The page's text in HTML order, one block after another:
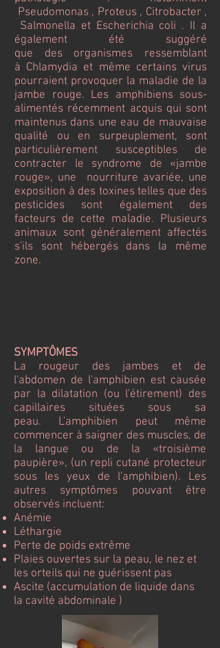
Pseudomonas , Proteus , Citrobacter ,
Salmonella et Escherichia coli . Il a
également été suggéré
que des organismes ressemblant
à Chlamydia et même certains virus
pourraient provoquer la maladie de la
jambe rouge. Les amphibiens sous-
alimentés récemment acquis qui sont
maintenus dans une eau de mauvaise
qualité ou en surpeuplement, sont
particulièrement susceptibles de
contracter le syndrome de «jambe
rouge», une nourriture avariée, une
exposition à des toxines telles que des
pesticides sont également des
facteurs de cette maladie. Plusieurs
animaux sont généralement affectés
s'ils sont hébergés dans la même
zone.
SYMPTÔMES
La rougeur des jambes et de
l'abdomen de l'amphibien est causée
par la dilatation (ou l'étirement) des
capillaires situées sous sa
peau. L'amphibien peut même
commencer à saigner des muscles, de
la langue ou de la «troisième
paupière», (un repli cutané protecteur
sous les yeux de l'amphibien). Les
autres symptômes pouvant être
observés incluent:
Anémie
Léthargie
Perte de poids extrême
Plaies ouvertes sur la peau, le nez et
les orteils qui ne guérissent pas
Ascite (accumulation de liquide dans
la cavité abdominale )